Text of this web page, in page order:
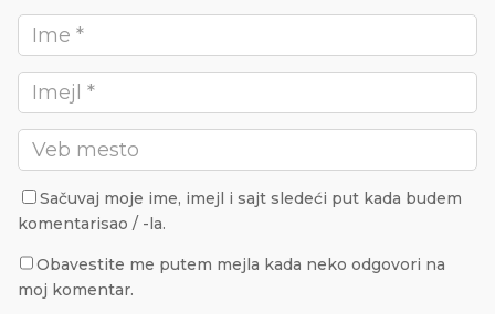
Sačuvaj moje ime, imejl i sajt sledeći put kada budem
komentarisao / -la.
Obavestite me putem mejla kada neko odgovori na
moj komentar.